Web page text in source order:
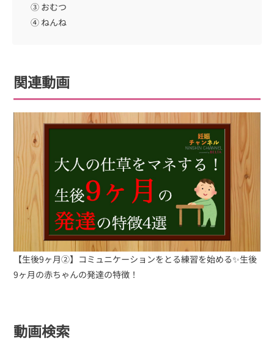
③ おむつ
④ ねんね
関連動画
【生後9ヶ月②】コミュニケーションをとる練習を始める✨生後
9ヶ月の赤ちゃんの発達の特徴！
動画検索